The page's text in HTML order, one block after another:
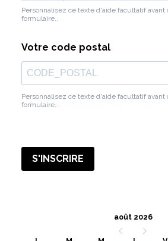
Personnalisez ce texte d'aide facultatif avant
formulaire..
Votre code postal
Personnalisez ce texte d'aide facultatif avant
formulaire..
S'INSCRIRE
août 2026